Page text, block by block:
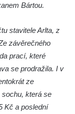
Bártou.
stavitele Arlta, z
závěrečného
prací, které
se prodražila. I v
ze
která se
Kč a poslední